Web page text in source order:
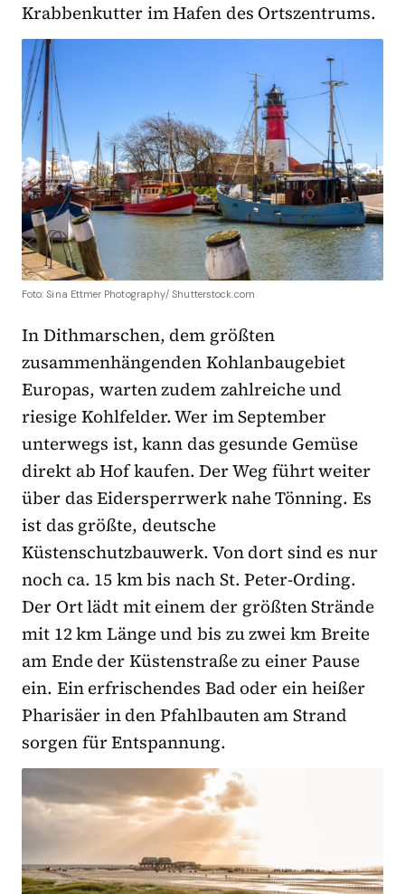
Krabbenkutter im Hafen des Ortszentrums.
Foto: Sina Ettmer Photography/ Shutterstock.com
In Dithmarschen, dem größten
zusammenhängenden Kohlanbaugebiet
Europas, warten zudem zahlreiche und
riesige Kohlfelder. Wer im September
unterwegs ist, kann das gesunde Gemüse
direkt ab Hof kaufen. Der Weg führt weiter
über das Eidersperrwerk nahe Tönning. Es
ist das größte, deutsche
Küstenschutzbauwerk. Von dort sind es nur
noch ca. 15 km bis nach St. Peter-Ording.
Der Ort lädt mit einem der größten Strände
mit 12 km Länge und bis zu zwei km Breite
am Ende der Küstenstraße zu einer Pause
ein. Ein erfrischendes Bad oder ein heißer
Pharisäer in den Pfahlbauten am Strand
sorgen für Entspannung.